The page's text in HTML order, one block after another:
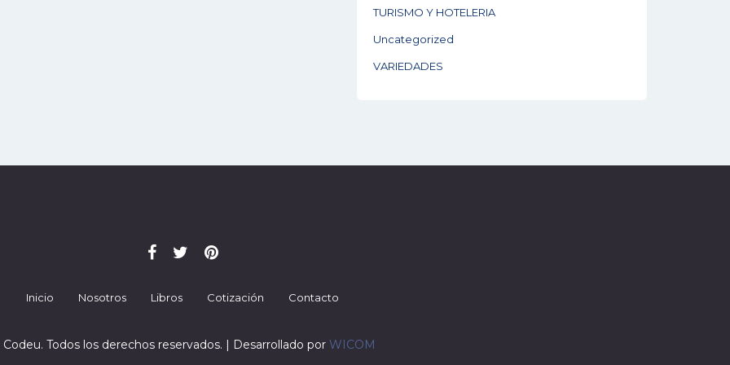
TURISMO Y HOTELERIA
Uncategorized
VARIEDADES
Inicio Nosotros Libros Cotización Contacto
Todos los derechos reservados. | Desarrollado por WICOM